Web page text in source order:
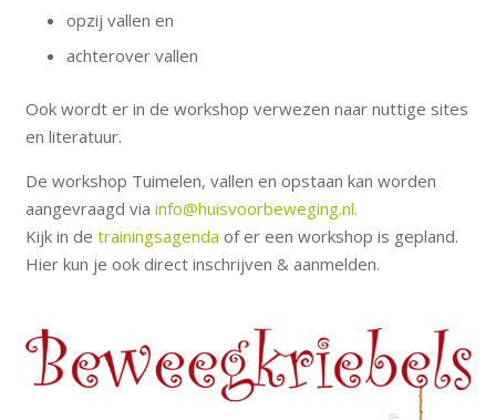
opzij vallen en
achterover vallen
Ook wordt er in de workshop verwezen naar nuttige sites
en literatuur.
De workshop Tuimelen, vallen en opstaan kan worden
aangevraagd via info@huisvoorbeweging.nl.
Kijk in de trainingsagenda of er een workshop is gepland.
Hier kun je ook direct inschrijven & aanmelden.